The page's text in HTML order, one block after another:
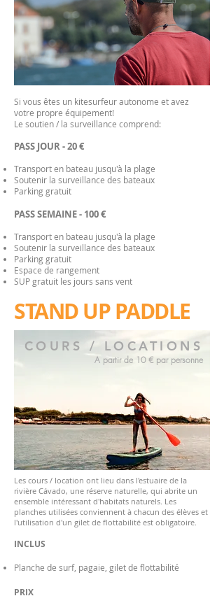
Si vous êtes un kitesurfeur autonome et avez
votre propre équipement!
Le soutien / la surveillance comprend:
PASS JOUR - 20 €
Transport en bateau jusqu'à la plage
Soutenir la surveillance des bateaux
Parking gratuit
PASS SEMAINE - 100 €
Transport en bateau jusqu'à la plage
Soutenir la surveillance des bateaux
Parking gratuit
Espace de rangement
SUP gratuit les jours sans vent
STAND UP PADDLE
A partir de 10 € par personne
COURS / LOCATIONS
Les cours / location ont lieu dans l'estuaire de la
rivière Cávado, une réserve naturelle, qui abrite un
ensemble intéressant d'habitats naturels. Les
planches utilisées conviennent à chacun des élèves et
l'utilisation d'un gilet de flottabilité est obligatoire.
INCLUS
Planche de surf, pagaie, gilet de flottabilité
PRIX